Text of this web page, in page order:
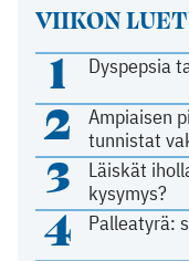
VIIKON
1 Dyspepsia
2
Ampiaisen
tunnistat
3
Läiskät
kysymys?
4 Palleatyrä: